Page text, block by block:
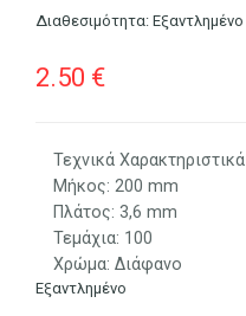
Διαθεσιμότητα:Εξαντλημένο
2.50 €
Τεχνικά Χαρακτηριστικά
Μήκος: 200 mm
Πλάτος: 3,6 mm
Τεμάχια: 100
Χρώμα: Διάφανο
Εξαντλημένο